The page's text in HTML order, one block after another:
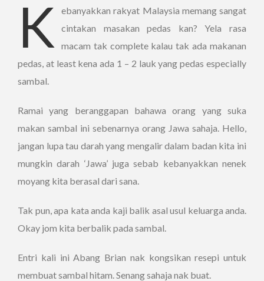
K
ebanyakkan rakyat Malaysia memang sangat
cintakan masakan pedas kan? Yela rasa
macam tak complete kalau tak ada makanan
pedas, at least kena ada 1 – 2 lauk yang pedas especially
sambal.
Ramai yang beranggapan bahawa orang yang suka
makan sambal ini sebenarnya orang Jawa sahaja. Hello,
jangan lupa tau darah yang mengalir dalam badan kita ini
mungkin darah ‘Jawa’ juga sebab kebanyakkan nenek
moyang kita berasal dari sana.
Tak pun, apa kata anda kaji balik asal usul keluarga anda.
Okay jom kita berbalik pada sambal.
Entri kali ini Abang Brian nak kongsikan resepi untuk
membuat sambal hitam. Senang sahaja nak buat.